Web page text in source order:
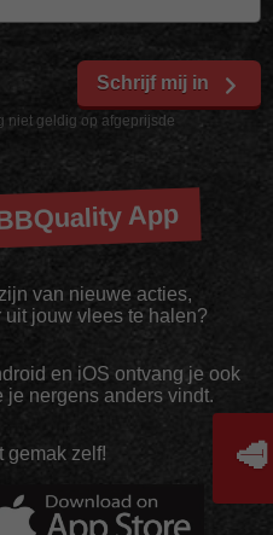
niet geldig op afgeprijsde
Schrijf mij in
App
van nieuwe acties,
jouw vlees te halen?
en iOS ontvang je ook
nergens anders vindt.
gemak zelf! 🥩